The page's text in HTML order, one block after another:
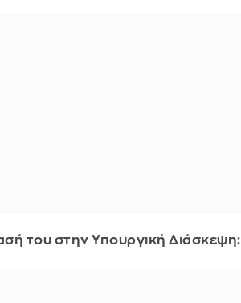
του στην Υπουργική Διάσκεψη: